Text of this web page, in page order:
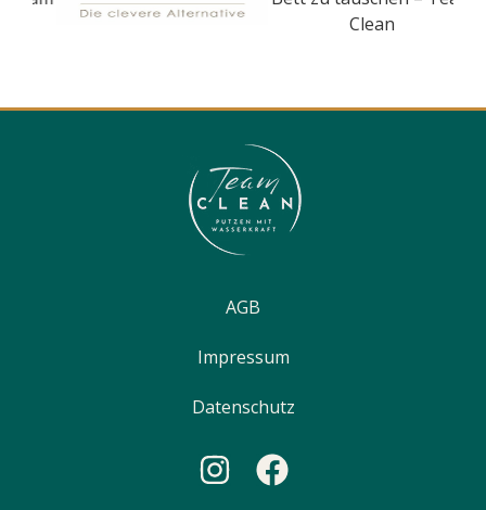
AGB
Impressum
Datenschutz